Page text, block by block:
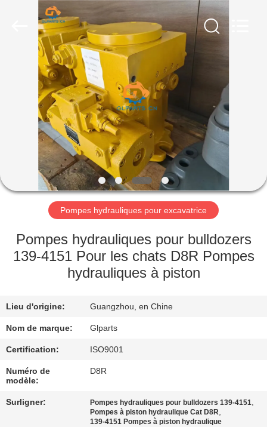
MAISON
PRODUITS
VIDÉOS
PROPOS
DE
VISITE
DE
L'USINE
CONTRÔLE
DE
Pompes hydrauliques pour excavatrice
Pompes hydrauliques pour bulldozers
139-4151 Pour les chats D8R Pompes
hydrauliques à piston
Lieu d'origine: Guangzhou, en Chine
Nom de marque: Glparts
Certification: ISO9001
Numéro de
modèle:
D8R
Surligner: Pompes hydrauliques pour bulldozers 139-4151,
Pompes à piston hydraulique Cat D8R,
139-4151 Pompes à piston hydraulique